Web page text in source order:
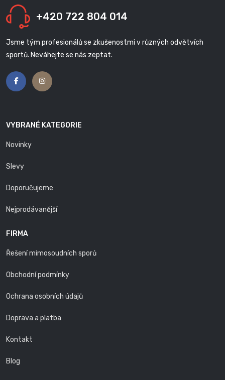
+420 722 804 014
Jsme tým profesionálů se zkušenostmi v různých odvětvích
sportů. Neváhejte se nás zeptat.
VYBRANÉ KATEGORIE
Novinky
Slevy
Doporučujeme
Nejprodávanější
FIRMA
Řešení mimosoudních sporů
Obchodní podmínky
Ochrana osobních údajů
Doprava a platba
Kontakt
Blog